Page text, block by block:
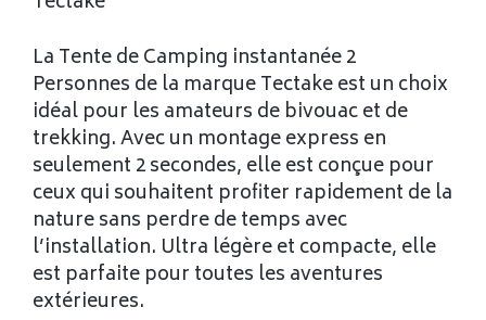
La Tente de Camping instantanée 2
Personnes de la marque Tectake est un choix
idéal pour les amateurs de bivouac et de
trekking. Avec un montage express en
seulement 2 secondes, elle est conçue pour
ceux qui souhaitent profiter rapidement de la
nature sans perdre de temps avec
l’installation. Ultra légère et compacte, elle
est parfaite pour toutes les aventures
extérieures.